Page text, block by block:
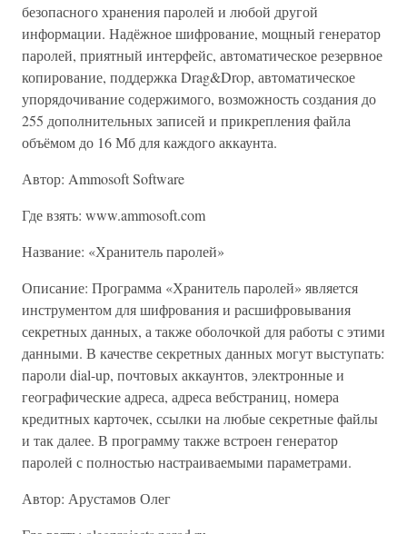
безопасного хранения паролей и любой другой
информации. Надёжное шифрование, мощный генератор
паролей, приятный интерфейс, автоматическое резервное
копирование, поддержка Drag&Drop, автоматическое
упорядочивание содержимого, возможность создания до
255 дополнительных записей и прикрепления файла
объёмом до 16 Мб для каждого аккаунта.
Автор: Ammosoft Software
Где взять: www.ammosoft.com
Название: «Хранитель паролей»
Описание: Программа «Хранитель паролей» является
инструментом для шифрования и расшифровывания
секретных данных, а также оболочкой для работы с этими
данными. В качестве секретных данных могут выступать:
пароли dial-up, почтовых аккаунтов, электронные и
географические адреса, адреса веб­страниц, номера
кредитных карточек, ссылки на любые секретные файлы
и так далее. В программу также встроен генератор
паролей с полностью настраиваемыми параметрами.
Автор: Арустамов Олег